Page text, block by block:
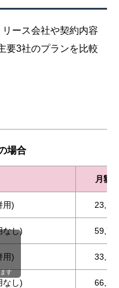
ース会社や契約内容
要3社のプランを比較
場合
月額
用)
なし)
用)
なし)
す